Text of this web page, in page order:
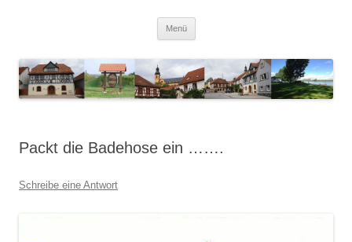
Menü
Packt die Badehose ein …….
Schreibe eine Antwort